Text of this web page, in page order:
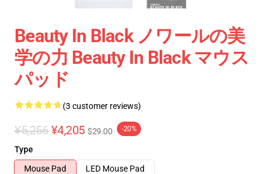
Beauty In Black ノワールの美
学の力 Beauty In Black マウス
パッド
(3 customer reviews)
¥5,256 ¥4,205 $29.00 -20%
Type
Mouse Pad
LED Mouse Pad